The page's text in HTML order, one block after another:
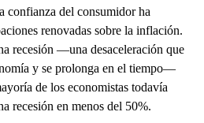
confianza del consumidor ha
renovadas sobre la inflación.
recesión —una desaceleración que
y se prolonga en el tiempo—
de los economistas todavía
recesión en menos del 50%.